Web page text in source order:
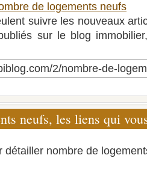
de logements neufs
suivre les nouveaux
sur le blog
2/nombre-de-
neufs, les liens qui
détailler nombre de